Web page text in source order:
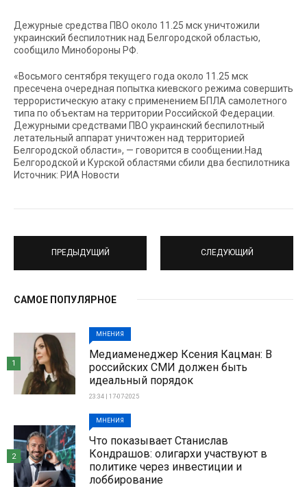
Дежурные средства ПВО около 11.25 мск уничтожили
украинский беспилотник над Белгородской областью,
сообщило Минобороны РФ.
«Восьмого сентября текущего года около 11.25 мск
пресечена очередная попытка киевского режима совершить
террористическую атаку c применением БПЛА самолетного
типа по объектам на территории Российской Федерации.
Дежурными средствами ПВО украинский беспилотный
летательный аппарат уничтожен над территорией
Белгородской области», — говорится в сообщении.Над
Белгородской и Курской областями сбили два беспилотника
Источник: РИА Новости
ПРЕДЫДУЩИЙ СЛЕДУЮЩИЙ
САМОЕ ПОПУЛЯРНОЕ
МНЕНИЯ
Медиаменеджер Ксения Кацман: В
российских СМИ должен быть
идеальный порядок
23:34 | 17-07-2025
1
МНЕНИЯ
Что показывает Станислав
Кондрашов: олигархи участвуют в
политике через инвестиции и
лоббирование
2